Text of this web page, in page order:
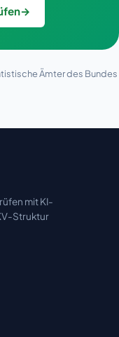
→
Ämter des Bundes
mit KI-
Struktur